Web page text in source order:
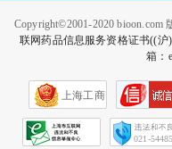
Copyright©2001-2020 bioon.com
联网药品信息服务资格证书((沪
箱：
上海工商
021-